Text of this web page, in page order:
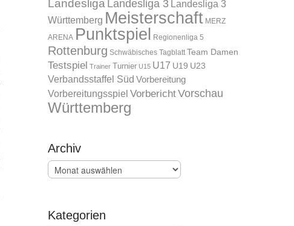
Landesliga Landesliga 3 Landesliga 3
Württemberg Meisterschaft MERZ
ARENA Punktspiel Regionenliga 5
Rottenburg Schwäbisches Tagblatt Team Damen
Testspiel Trainer Turnier U15 U17 U19 U23
Verbandsstaffel Süd Vorbereitung
Vorbereitungsspiel VorberichtVorschau
Württemberg
Archiv
Archiv
Kategorien